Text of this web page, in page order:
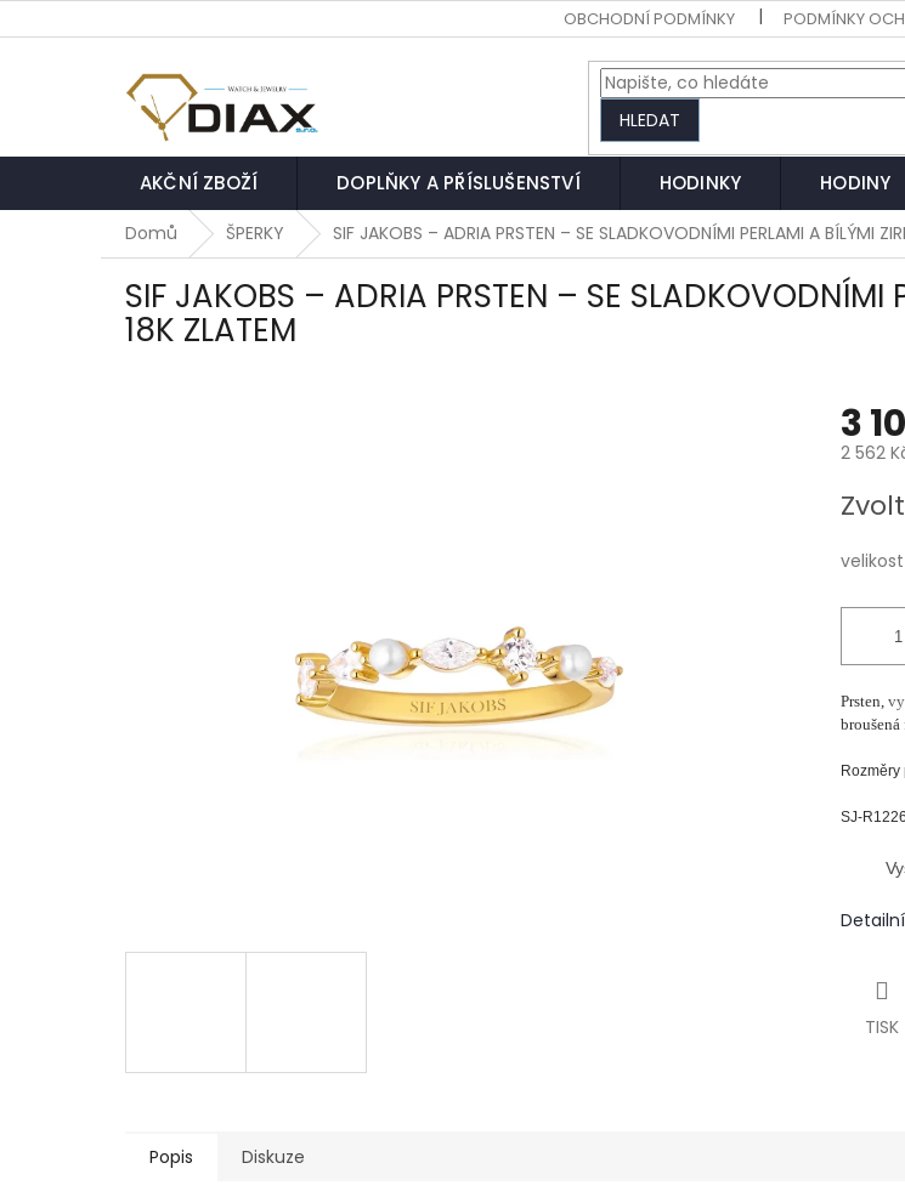
na
OBCHODNÍ PODMÍNKY PODMÍNKY
HLEDAT
AKČNÍ ZBOŽÍ DOPLŇKY A PŘÍSLUŠENSTVÍ HODINKY HODINY
Domů ŠPERKY SIF JAKOBS – ADRIA PRSTEN – SE SLADKOVODNÍMI PERLAMI A BÍLÝMI
SIF JAKOBS – ADRIA PRSTEN – SE SLADKOVODNÍMI
18K ZLATEM
3
2 562
cena:
velikost
Prsten,
SJ-
TISK
Popis Diskuze